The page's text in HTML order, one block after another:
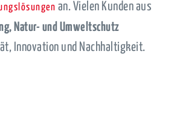
an. Vielen Kunden aus
Natur- und Umweltschutz
Innovation und Nachhaltigkeit.